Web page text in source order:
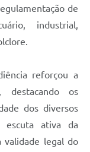
de
industrial,
reforçou a
destacando os
dos diversos
escuta ativa da
validade legal do